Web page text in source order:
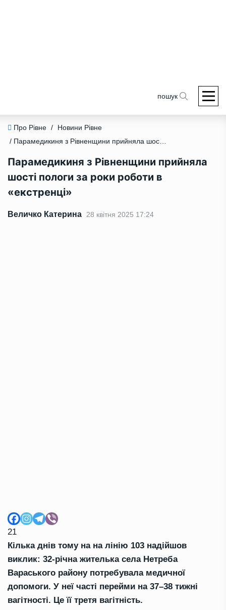
пошук
Про Рівне /
Новини Рівне
/ Парамедикиня з Рівненщини прийняла шості пологи за роки роботи в «екстренці»
Парамедикиня з Рівненщини прийняла
шості пологи за роки роботи в
«екстренці»
Величко Катерина 28 квітня 2025 17:24
21
Кілька днів тому на на лінію 103 надійшов
виклик: 32-річна жителька села Нетреба
Вараського району потребувала медичної
допомоги. У неї часті перейми на 37–38 тижні
вагітності. Це її третя вагітність.